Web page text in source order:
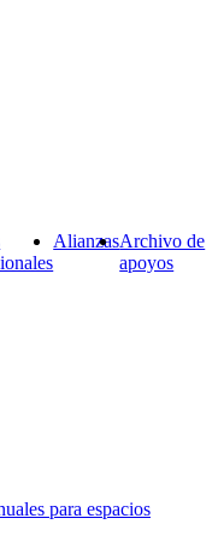
AlianzasArchivo de
apoyos
para espacios